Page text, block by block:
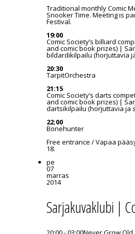
Traditional monthly Comic
Snooker Time. Meeting is
Festival.
19:00
Comic Society’s billiard
and comic book prizes) |
bildardikilpailu (horjuttavia
20:30
TarpitOrchestra
21:15
Comic Society’s darts
and comic book prizes) |
dartsikilpailu (horjuttavia ja
22:00
Bonehunter
Free entrance / Vapaa
18.
pe
07
marras
2014
Sarjakuvaklubi |